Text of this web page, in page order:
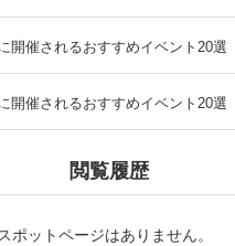
開催されるおすすめイベント20選
開催されるおすすめイベント20選
閲覧履歴
ポットページはありません。